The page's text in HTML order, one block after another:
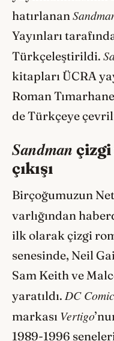
hatırlanan
Yayınları
Türkçeleştirildi.
kitapları ÜCRA
Roman
de Türkçeye
Sandman çizgi
çıkışı
Birçoğumuzun
varlığından
ilk olarak çizgi
senesinde, Neil
Sam Keith ve
yaratıldı. DC
markası Vertigo
1989-1996